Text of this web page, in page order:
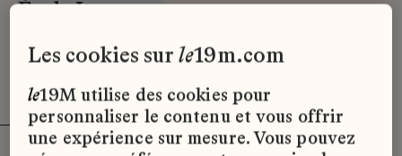
École Lesage
les cookies surle19m.com
le19M utilise des cookies pour
personnaliser le contenu et vous offrir
une expérience sur mesure. Vous pouvez